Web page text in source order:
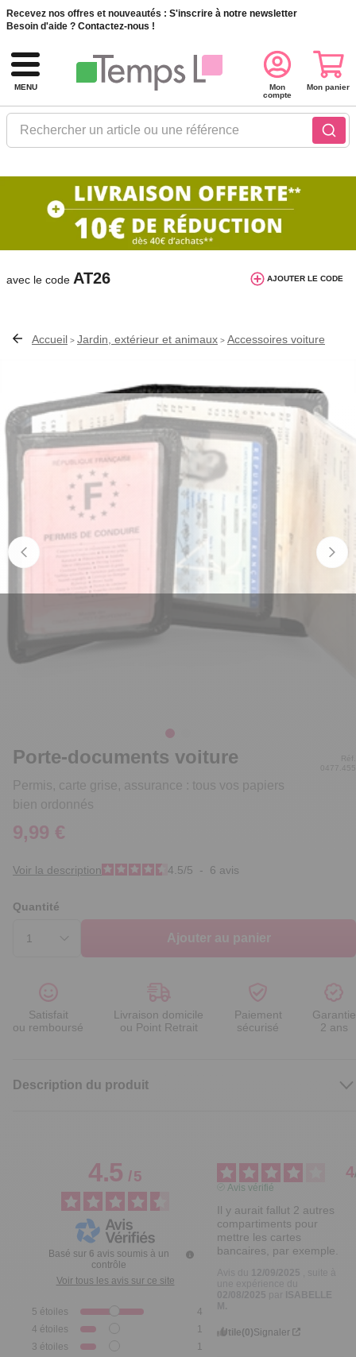
Recevez nos offres et nouveautés : S'inscrire à notre newsletter
Besoin d'aide ? Contactez-nous !
MENU
Rechercher un article ou une référence
Mon
compte
Mon panier
10€ de réduction dès 40€ d'achat. Offre
valable du 03/08/2026 au 12/08/2026.
avec le code AT26 AJOUTER LE CODE
Accueil > Jardin, extérieur et animaux > Accessoires voiture
Porte-documents voiture
Permis, carte grise, assurance : tous vos papiers
bien ordonnés
Réf.
0477.455
9,99 €
Voir la description 4.5/5 - 6 avis
Quantité
Ajouter au panier
Satisfait
ou remboursé
Livraison domicile
ou Point Retrait
Paiement
sécurisé
Garantie
2 ans
Description du produit
4.5/5
Basé sur 6 avis soumis à un
contrôle
Voir tous les avis sur ce site
5 étoiles
4
4 étoiles
1
3 étoiles
1
4
Avis vérifié
Il y aurait fallut 2 autres
compartiments pour
mettre les cartes
bancaires, par exemple.
12/09/2025
une expérience du
02/08/2025
ISABELLE
Utile(0)Signaler